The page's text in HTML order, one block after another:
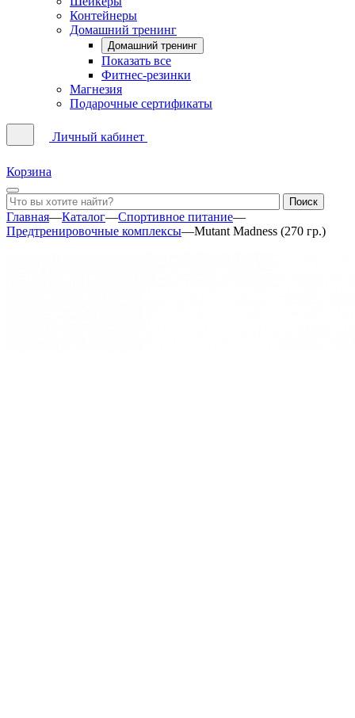
Контейнеры
Домашний тренинг
Домашний тренинг
Показать все
Фитнес-резинки
Магнезия
Подарочные сертификаты
Личный кабинет
Корзина
Главная—Каталог—Спортивное питание—
Предтренировочные комплексы—Mutant Madness (270 гр.)